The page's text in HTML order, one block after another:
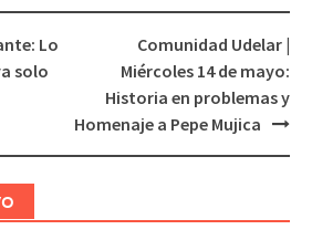
Lo
solo
Comunidad Udelar |
Miércoles 14 de mayo:
Historia en problemas y
Homenaje a Pepe Mujica